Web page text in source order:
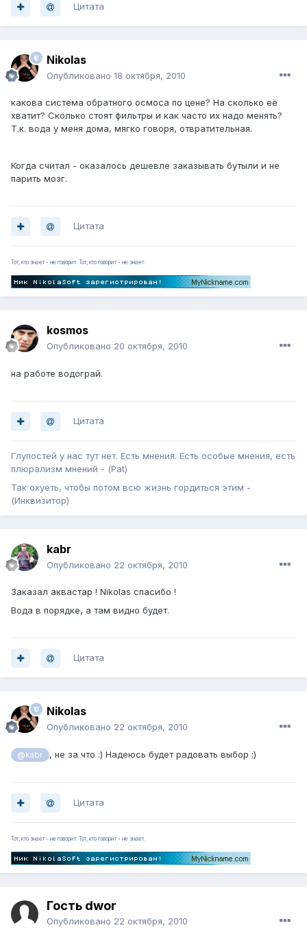
Цитата
Nikolas
Опубликовано 18 октября, 2010
какова система обратного осмоса по цене? На сколько её
хватит? Сколько стоят фильтры и как часто их надо менять?
Т.к. вода у меня дома, мягко говоря, отвратительная.
Когда считал - оказалось дешевле заказывать бутыли и не
парить мозг.
Цитата
Тот, кто знает - не говорит. Тот, кто говорит - не знает.
kosmos
Опубликовано 20 октября, 2010
на работе водограй.
Цитата
Глупостей у нас тут нет. Есть мнения. Есть особые мнения, есть
плюрализм мнений - (Pat)
Так охуеть, чтобы потом всю жизнь гордиться этим -
(Инквизитор)
kabr
Опубликовано 22 октября, 2010
Заказал аквастар ! Nikolas спасибо !
Вода в порядке, а там видно будет.
Цитата
Nikolas
Опубликовано 22 октября, 2010
@kabr , не за что :) Надеюсь будет радовать выбор ;)
Цитата
Тот, кто знает - не говорит. Тот, кто говорит - не знает.
Гость dwor
Опубликовано 22 октября, 2010